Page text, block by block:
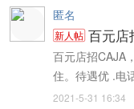
匿名
新人帖 百元店
百元店招CAJA
住。待遇优 .电
2021-5-31 16:34